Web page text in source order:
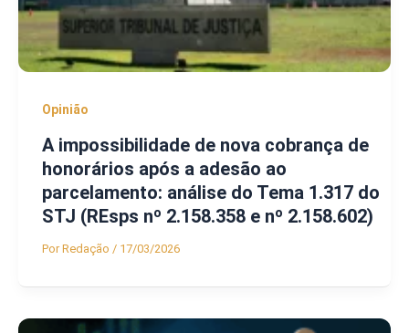
Opinião
A impossibilidade de nova cobrança de
honorários após a adesão ao
parcelamento: análise do Tema 1.317 do
STJ (REsps nº 2.158.358 e nº 2.158.602)
PorRedação / 17/03/2026